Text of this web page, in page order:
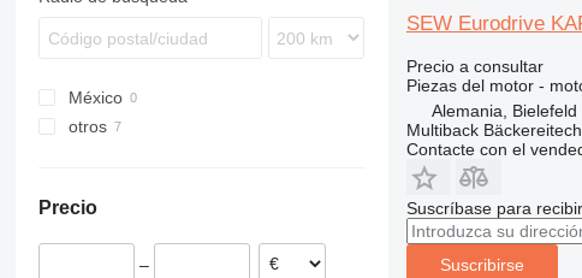
telescópicas
minicargadoras
apiladores
generadores de gasolina
otros generadores
bombas industriales
motobombas
cintas transportadoras
bandas transportadoras
equipamientos médicos
equipos de procesamiento
otra maquinaria industrial
México
otros
Precio
–
SEW Eurodrive
Precio a consultar
Piezas del motor -
Alemania, Bielefeld
Multiback
Contacte con el
Suscríbase para
Suscribirse